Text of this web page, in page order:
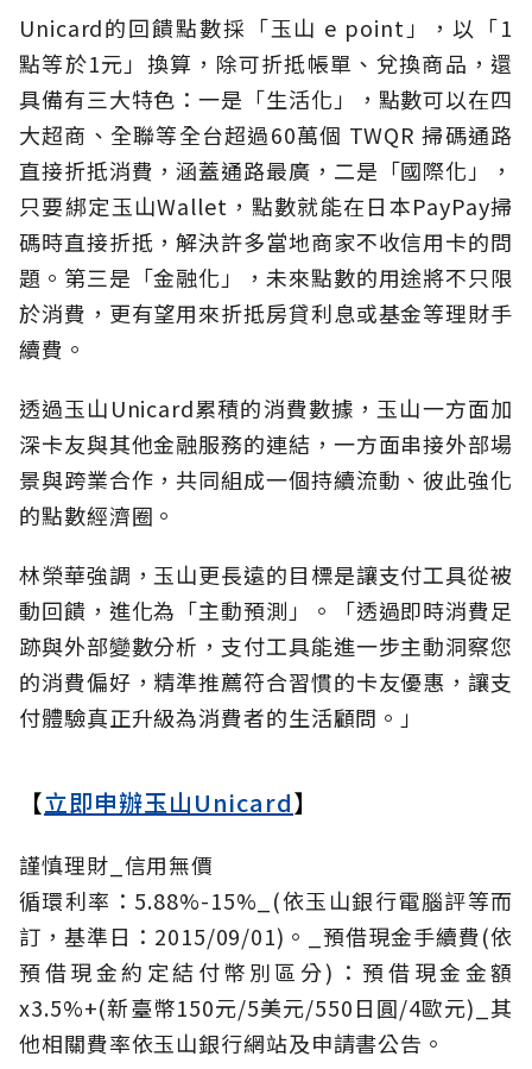
Unicard的回饋點數採「玉山 e point」，以「1
點等於1元」換算，除可折抵帳單、兌換商品，還
具備有三大特色：一是「生活化」，點數可以在四
大超商、全聯等全台超過60萬個 TWQR 掃碼通路
直接折抵消費，涵蓋通路最廣，二是「國際化」，
只要綁定玉山Wallet，點數就能在日本PayPay掃
碼時直接折抵，解決許多當地商家不收信用卡的問
題。第三是「金融化」，未來點數的用途將不只限
於消費，更有望用來折抵房貸利息或基金等理財手
續費。
透過玉山Unicard累積的消費數據，玉山一方面加
深卡友與其他金融服務的連結，一方面串接外部場
景與跨業合作，共同組成一個持續流動、彼此強化
的點數經濟圈。
林榮華強調，玉山更長遠的目標是讓支付工具從被
動回饋，進化為「主動預測」。「透過即時消費足
跡與外部變數分析，支付工具能進一步主動洞察您
的消費偏好，精準推薦符合習慣的卡友優惠，讓支
付體驗真正升級為消費者的生活顧問。」
【立即申辦玉山Unicard】
謹慎理財_信用無價
循環利率：5.88%-15%_(依玉山銀行電腦評等而
訂，基準日：2015/09/01)。_預借現金手續費(依
預借現金約定結付幣別區分)：預借現金金額
x3.5%+(新臺幣150元/5美元/550日圓/4歐元)_其
他相關費率依玉山銀行網站及申請書公告。